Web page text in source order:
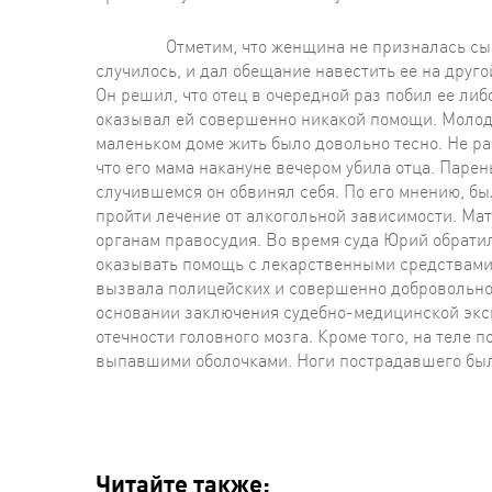
Отметим, что женщина не призналась сыну в
случилось, и дал обещание навестить ее на
Он решил, что отец в очередной раз побил ее
оказывал ей совершенно никакой помощи.
маленьком доме жить было довольно тесно. Не
что его мама накануне вечером убила отца.
случившемся он обвинял себя. По его мнению,
пройти лечение от алкогольной зависимости.
органам правосудия. Во время суда Юрий
оказывать помощь с лекарственными
вызвала полицейских и совершенно
основании заключения судебно-медицинской
отечности головного мозга. Кроме того, на
выпавшими оболочками. Ноги пострадавшего
Читайте также: